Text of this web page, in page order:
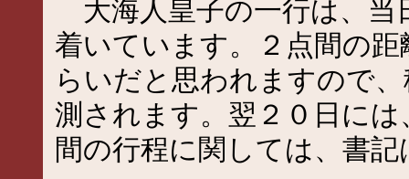
大海人皇子の一行は、当
着いています。２点間の
らいだと思われますので
測されます。翌２０日に
間の行程に関しては、書